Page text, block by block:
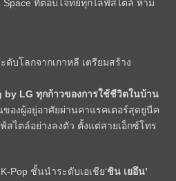
ที่ตอบโจทย์ทุกไลฟ์สไตล์ ห้าม
บโลกจากเกาหลี เตรียมสร้าง
by LG ทุกก้าวของการใช้ชีวิตในบ้าน
องผู้อยู่อาศัยผ่านคาแรคเตอร์สุดยูนีค
ไตล์อย่างลงตัว ตั้งแต่สายเอ็กซ์โทร
Pop ชั้นนำระดับเอเชีย‘ชิน เยอึน’